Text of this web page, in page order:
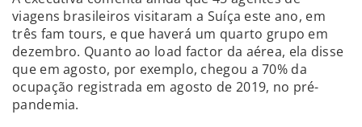
viagens brasileiros visitaram a Suíça este ano, em
três fam tours, e que haverá um quarto grupo em
dezembro. Quanto ao load factor da aérea, ela disse
que em agosto, por exemplo, chegou a 70% da
ocupação registrada em agosto de 2019, no pré-
pandemia.